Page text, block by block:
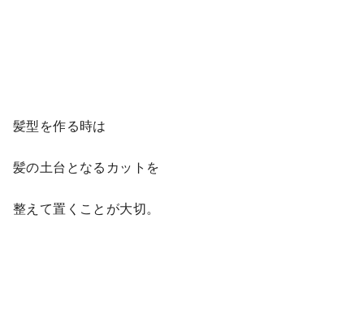
髪型を作る時は
髪の土台となるカットを
整えて置くことが大切。